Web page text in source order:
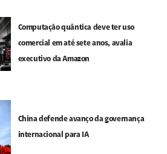
Computação quântica deve ter uso
comercial em até sete anos, avalia
executivo da Amazon
China defende avanço da governança
internacional para IA